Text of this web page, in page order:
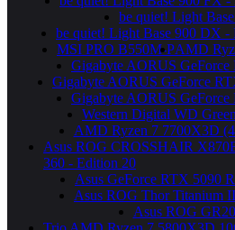
be quiet! Light
be quiet! Light Base 900 DX -
MSI PRO B550M-PAMD
Gigabyte AORUS
Gigabyte AORUS GeForce
Gigabyte AORUS
Western Digital WD
AMD Ryzen 7 7700X3D
Asus ROG CROSSHAIR
360 - Edition 20
Asus GeForce RTX 5090
Asus ROG Thor Titanium
Asus ROG